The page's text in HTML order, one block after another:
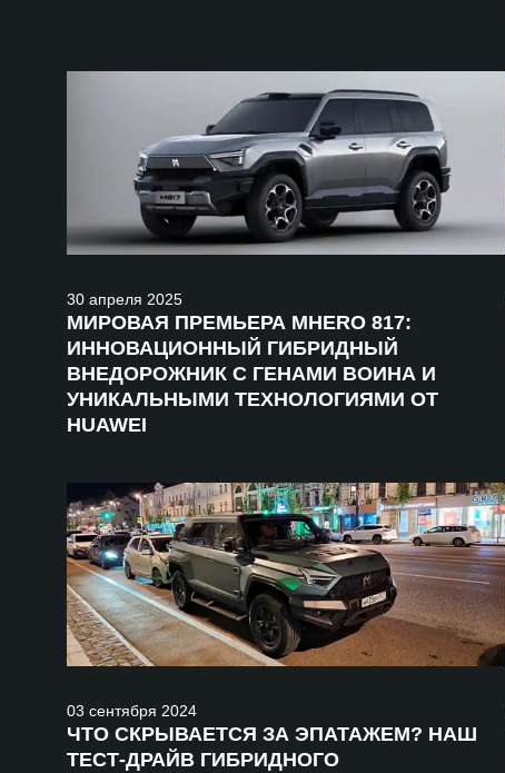
30 апреля 2025
МИРОВАЯ ПРЕМЬЕРА MHERO 817:
ИННОВАЦИОННЫЙ ГИБРИДНЫЙ
ВНЕДОРОЖНИК С ГЕНАМИ ВОИНА И
УНИКАЛЬНЫМИ ТЕХНОЛОГИЯМИ ОТ
HUAWEI
03 сентября 2024
ЧТО СКРЫВАЕТСЯ ЗА ЭПАТАЖЕМ? НАШ
ТЕСТ-ДРАЙВ ГИБРИДНОГО